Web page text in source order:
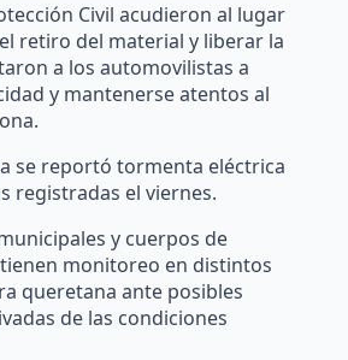
Civil acudieron al lugar
retiro del material y liberar la
a los automovilistas a
y mantenerse atentos al
se reportó tormenta eléctrica
registradas el viernes.
y cuerpos de
monitoreo en distintos
queretana ante posibles
de las condiciones